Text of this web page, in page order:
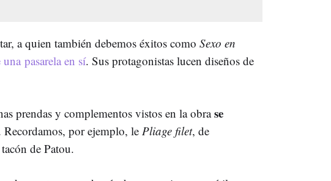
a quien también debemos éxitos como Sexo en
pasarela en sí. Sus protagonistas lucen diseños de
prendas y complementos vistos en la obrase
Recordamos, por ejemplo, le Pliage filet, de
de Patou.